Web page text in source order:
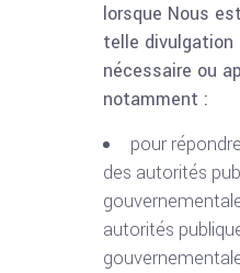
lorsque Nous
telle
nécessaire ou
notamment :
pour
des autorités
autorités